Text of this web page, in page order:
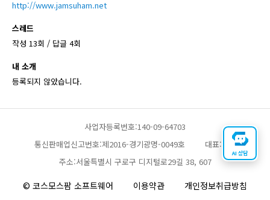
http://www.jamsuham.net
스레드
작성 13회 / 답글 4회
내 소개
등록되지 않았습니다.
사업자등록번호:140-09-64703
통신판매업신고번호:제2016-경기광명-0049호
대표:채찬
주소:서울특별시 구로구 디지털로29길 38, 607
© 코스모스팜 소프트웨어 이용약관
개인정보취급방침
AI 상담